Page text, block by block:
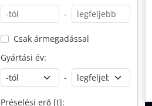
-
Csak ármegadással
Gyártási év:
-
Préselési erő [t]: